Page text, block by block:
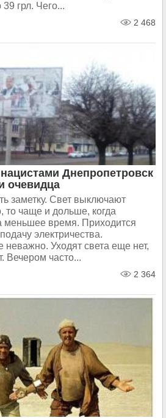
грл. Чего...
2 468
Днепропетровск
очевидца
заметку. Свет выключают
то чаще и дольше, когда
меньшее время. Приходится
электричества.
Уходят света еще нет,
Вечером часто...
2 364